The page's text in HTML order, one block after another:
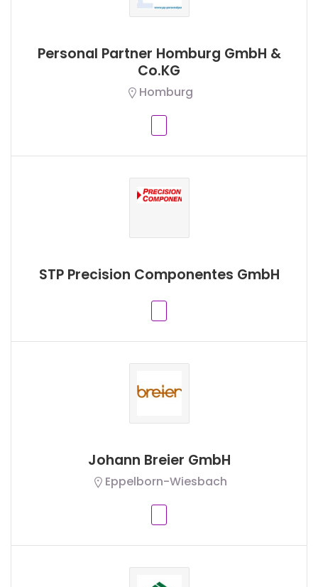
Personal Partner Homburg GmbH &
Co.KG
Homburg
STP Precision Componentes GmbH
Johann Breier GmbH
Eppelborn-Wiesbach